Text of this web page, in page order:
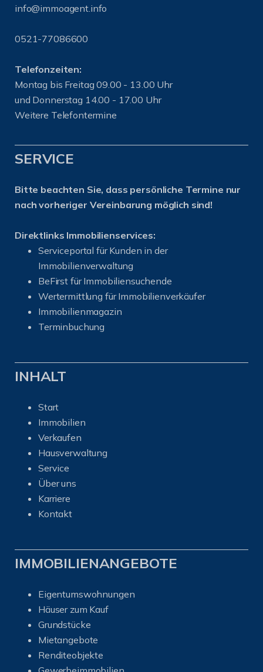
info@immoagent.info
0521-77086600
Telefonzeiten:
Montag bis Freitag 09.00 - 13.00 Uhr
und Donnerstag 14.00 - 17.00 Uhr
Weitere Telefontermine
SERVICE
Bitte beachten Sie, dass persönliche Termine nur
nach vorheriger Vereinbarung möglich sind!
Direktlinks Immobilienservices:
Serviceportal für Kunden in der
Immobilienverwaltung
BeFirst für Immobiliensuchende
Wertermittlung für Immobilienverkäufer
Immobilienmagazin
Terminbuchung
INHALT
Start
Immobilien
Verkaufen
Hausverwaltung
Service
Über uns
Karriere
Kontakt
IMMOBILIENANGEBOTE
Eigentumswohnungen
Häuser zum Kauf
Grundstücke
Mietangebote
Renditeobjekte